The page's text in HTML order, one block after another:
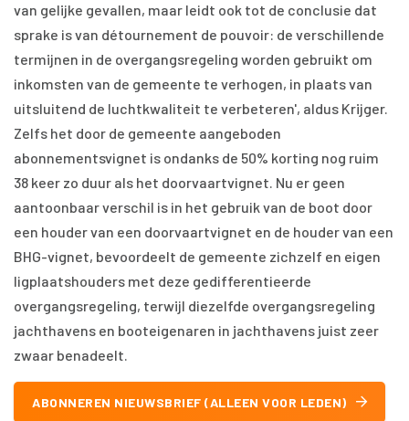
van gelijke gevallen, maar leidt ook tot de conclusie dat
sprake is van détournement de pouvoir: de verschillende
termijnen in de overgangsregeling worden gebruikt om
inkomsten van de gemeente te verhogen, in plaats van
uitsluitend de luchtkwaliteit te verbeteren', aldus Krijger.
Zelfs het door de gemeente aangeboden
abonnementsvignet is ondanks de 50% korting nog ruim
38 keer zo duur als het doorvaartvignet. Nu er geen
aantoonbaar verschil is in het gebruik van de boot door
een houder van een doorvaartvignet en de houder van een
BHG-vignet, bevoordeelt de gemeente zichzelf en eigen
ligplaatshouders met deze gedifferentieerde
overgangsregeling, terwijl diezelfde overgangsregeling
jachthavens en booteigenaren in jachthavens juist zeer
zwaar benadeelt.
ABONNEREN NIEUWSBRIEF (ALLEEN VOOR LEDEN)